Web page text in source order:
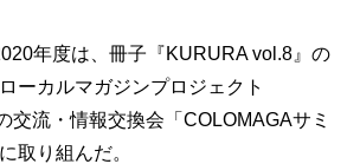
年度は、冊子『KURURA vol.8』の
ーカルマガジンプロジェクト
交流・情報交換会「COLOMAGAサミ
取り組んだ。